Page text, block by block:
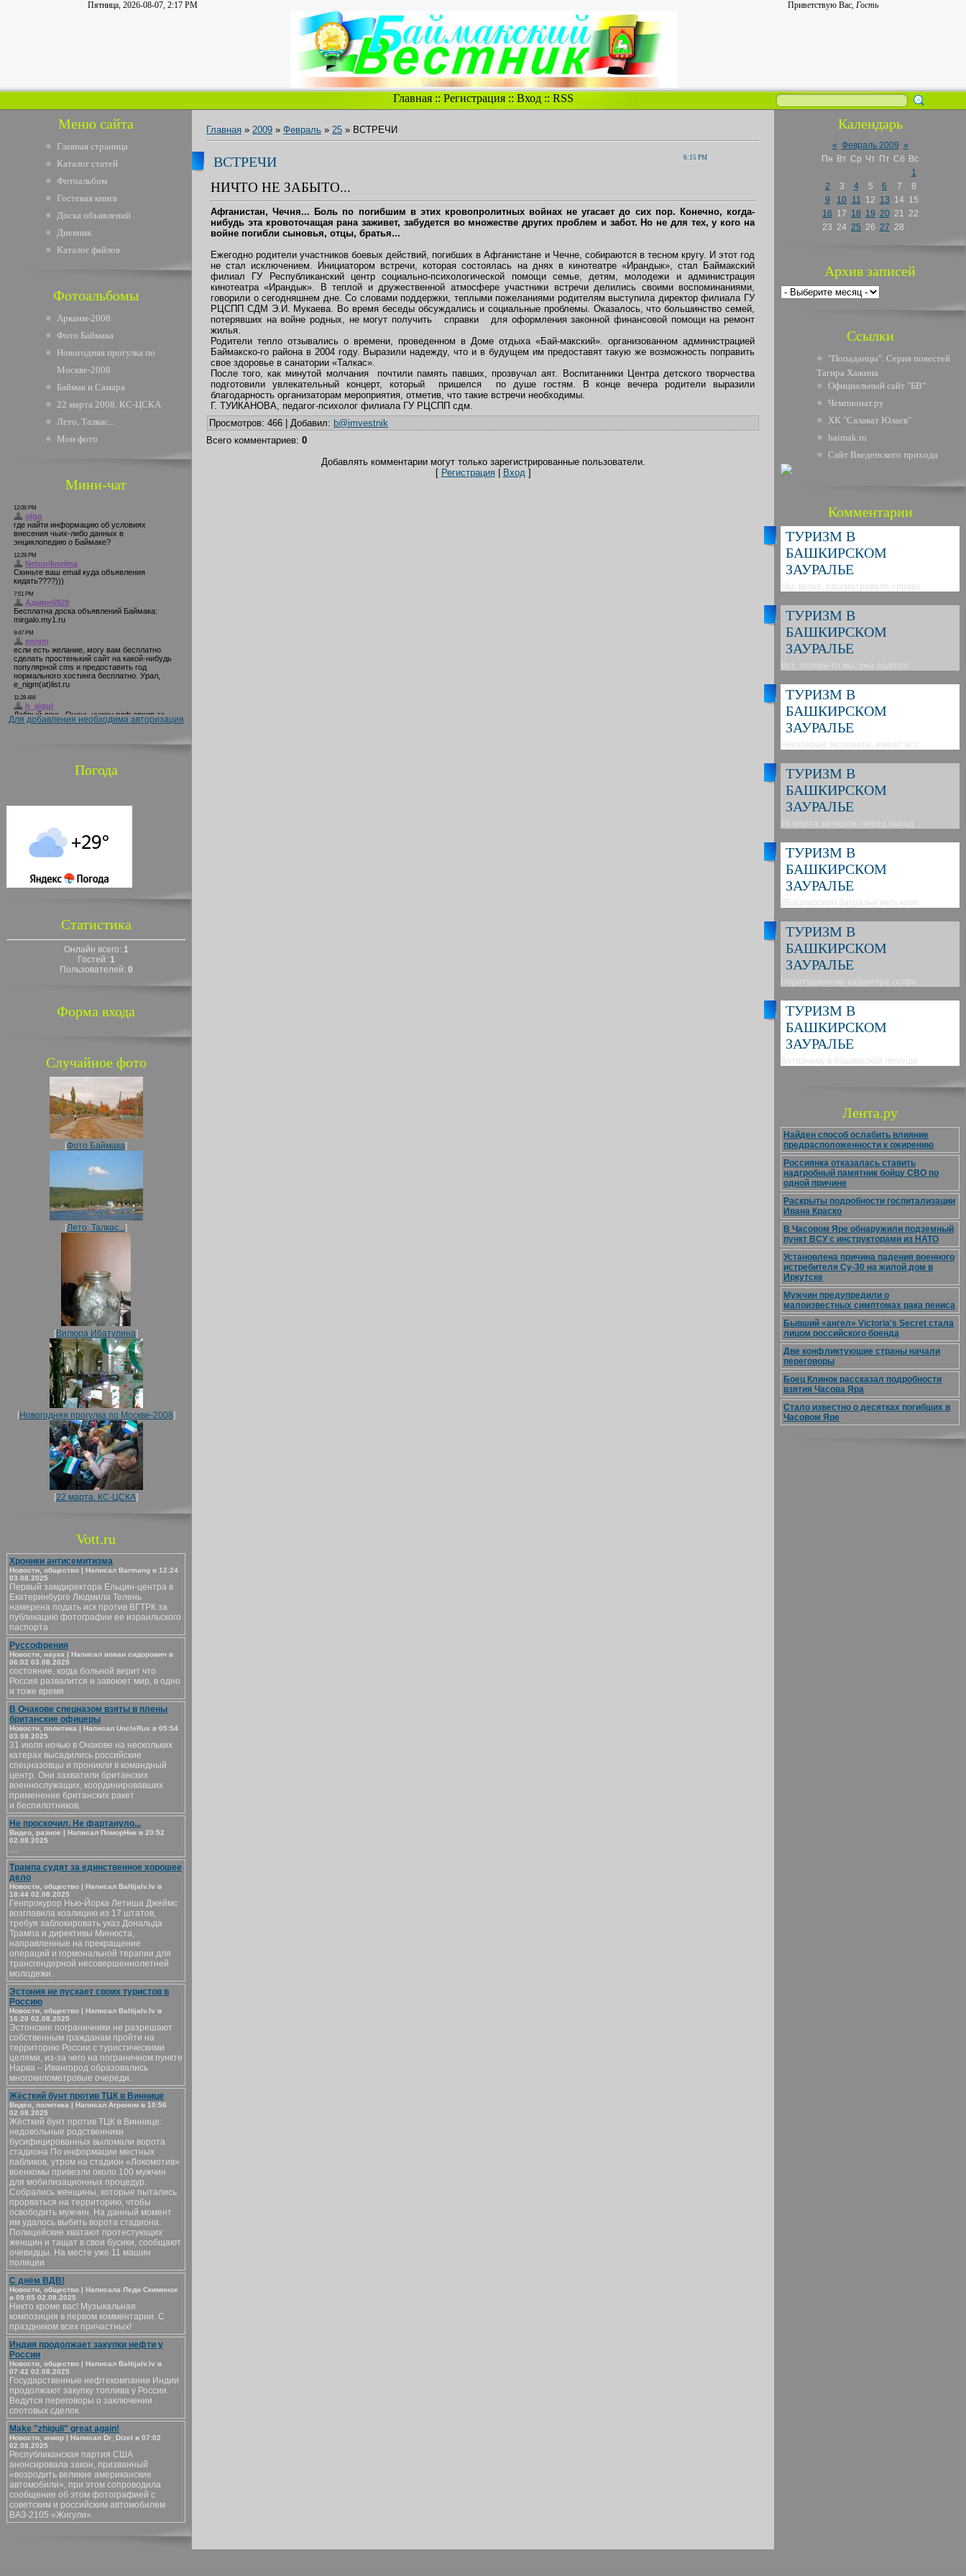
Пятница, 2026-08-07, 2:17 PM Приветствую Вас, Гость
Главная:: Регистрация:: Вход:: RSS
Меню сайта
Главная страница
Каталог статей
Фотоальбом
Гостевая книга
Доска объявлений
Дневник
Каталог файлов
Фотоальбомы
Аркаим-2008
Фото Баймака
Новогодняя прогулка по
Москве-2008
Баймак и Самара
22 марта 2008. КС-ЦСКА
Лето, Талкас...
Мои фото
Мини-чат
Для добавления необходима авторизация
Погода
Статистика
Онлайн всего: 1
Гостей: 1
Пользователей: 0
Форма входа
Случайное фото
[Фото Баймака]
[Лето, Талкас...]
[Вилюра Ибатулина]
[Новогодняя прогулка по Москве-2008]
[22 марта. КС-ЦСКА]
Vott.ru
Хроники антисемитизма
Новости, общество | Написал Barmang в 12:24
03.08.2025
Первый замдиректора Ельцин-центра в
Екатеринбурге Людмила Телень
намерена подать иск против ВГТРК за
публикацию фотографии ее израильского
паспорта
Руссофрения
Новости, наука | Написал вован сидорович в
06:02 03.08.2025
состояние, когда больной верит что
Россия развалится и завоюет мир, в одно
и тоже время
В Очакове спецназом взяты в плены
британские офицеры
Новости, политика | Написал UncleRus в 05:54
03.08.2025
31 июля ночью в Очакове на нескольких
катерах высадились российские
спецназовцы и проникли в командный
центр. Они захватили британских
военнослужащих, координировавших
применение британских ракет
и беспилотников.
Не проскочил. Не фартануло...
Видео, разное | Написал ПоморНик в 20:52
02.08.2025
....
Трампа судят за единственное хорошее
дело
Новости, общество | Написал Baltijalv.lv в
18:44 02.08.2025
Генпрокурор Нью-Йорка Летиша Джеймс
возглавила коалицию из 17 штатов,
требуя заблокировать указ Дональда
Трампа и директивы Минюста,
направленные на прекращение
операций и гормональной терапии для
трансгендерной несовершеннолетней
молодежи.
Эстония не пускает своих туристов в
Россию
Новости, общество | Написал Baltijalv.lv в
16:20 02.08.2025
Эстонские пограничники не разрешают
собственным гражданам пройти на
территорию России с туристическими
целями, из-за чего на пограничном пункте
Нарва – Ивангород образовались
многокилометровые очереди.
Жёсткий бунт против ТЦК в Виннице
Видео, политика | Написал Агроном в 10:56
02.08.2025
Жёсткий бунт против ТЦК в Виннице:
недовольные родственники
бусифицированных выломали ворота
стадиона По информации местных
пабликов, утром на стадион «Локомотив»
военкомы привезли около 100 мужчин
для мобилизационных процедур.
Собрались женщины, которые пытались
прорваться на территорию, чтобы
освободить мужчин. На данный момент
им удалось выбить ворота стадиона.
Полицейские хватают протестующих
женщин и тащат в свои бусики, сообщают
очевидцы. На месте уже 11 машин
полиции
С днём ВДВ!
Новости, общество | Написала Леди Скиминок
в 09:05 02.08.2025
Никто кроме вас! Музыкальная
композиция в первом комментарии. С
праздником всех причастных!
Индия продолжает закупки нефти у
России
Новости, общество | Написал Baltijalv.lv в
07:42 02.08.2025
Государственные нефтекомпании Индии
продолжают закупку топлива у России.
Ведутся переговоры о заключении
спотовых сделок.
Make "zhiguli" great again!
Новости, юмор | Написал Dr_Dizel в 07:02
02.08.2025
Республиканская партия США
анонсировала закон, призванный
«возродить великие американские
автомобили», при этом сопроводила
сообщение об этом фотографией с
советским и российским автомобилем
ВАЗ-2105 «Жигули».
Главная » 2009 » Февраль » 25 » ВСТРЕЧИ
6:15 PM
ВСТРЕЧИ
НИЧТО НЕ ЗАБЫТО...
Афганистан, Чечня... Боль по погибшим в этих кровопролитных войнах не угасает до сих пор. Конечно, когда-
нибудь эта кровоточащая рана заживет, забудется во множестве других проблем и забот. Но не для тех, у кого на
войне погибли сыновья, отцы, братья...
Ежегодно родители участников боевых действий, погибших в Афганистане и Чечне, собираются в тесном кругу. И этот год
не стал исключением. Инициатором встречи, которая состоялась на днях в кинотеатре «Ирандык», стал Баймакский
филиал ГУ Республиканский центр социально-психологической помощи семье, детям, молодежи и администрация
кинотеатра «Ирандык». В теплой и дружественной атмосфере участники встречи делились своими воспоминаниями,
говорили о сегодняшнем дне. Со словами поддержки, теплыми пожеланиями родителям выступила директор филиала ГУ
РЦСПП СДМ Э.И. Мукаева. Во время беседы обсуждались и социальные проблемы. Оказалось, что большинство семей,
потерявших на войне родных, не могут получить справки для оформления законной финансовой помощи на ремонт
жилья.
Родители тепло отзывались о времени, проведенном в Доме отдыха «Бай-макский». организованном администрацией
Баймакско-го района в 2004 году. Выразили надежду, что и в будущем им предоставят такую же возможность поправить
свое здоровье в санатории «Талкас».
После того, как минутой молчания почтили память павших, прозвучал аят. Воспитанники Центра детского творчества
подготовили увлекательный концерт, который пришелся по душе гостям. В конце вечера родители выразили
благодарность организаторам мероприятия, отметив, что такие встречи необходимы.
Г. ТУИКАНОВА, педагог-психолог филиала ГУ РЦСПП сдм.
Просмотров: 466 | Добавил: b@imvestnik
Всего комментариев: 0
Добавлять комментарии могут только зарегистрированные пользователи.
[ Регистрация| Вход]
Календарь
« Февраль 2009 »
Пн Вт Ср Чт Пт Сб Вс
1
2
3 4 5 6 7
8
9
10 11 12 13 14 15
16 17 18 19 20 21 22
23 24 25 26 27 28
Архив записей
Ссылки
"Попаданцы". Серия повестей
Тагира Хажина
Официальный сайт "БВ"
Чемпионат.ру
ХК "Салават Юлаев"
baimak.ru
Сайт Введенского прихода
Комментарии
ТУРИЗМ В
БАШКИРСКОМ
ЗАУРАЛЬЕ
Мы, выше, рассматривали «праве
ТУРИЗМ В
БАШКИРСКОМ
ЗАУРАЛЬЕ
Вот, теперь-то мы, уже подгото
ТУРИЗМ В
БАШКИРСКОМ
ЗАУРАЛЬЕ
Некоторые экспонаты, имеют аст
ТУРИЗМ В
БАШКИРСКОМ
ЗАУРАЛЬЕ
26 марта, вечером, перед выход
ТУРИЗМ В
БАШКИРСКОМ
ЗАУРАЛЬЕ
ВБашкирском Зауралье весь комп
ТУРИЗМ В
БАШКИРСКОМ
ЗАУРАЛЬЕ
Поритуальному характеру, остро
ТУРИЗМ В
БАШКИРСКОМ
ЗАУРАЛЬЕ
Вотпочему в башкирской легенде
Лента.ру
Найден способ ослабить влияние
предрасположенности к ожирению
Россиянка отказалась ставить
надгробный памятник бойцу СВО по
одной причине
Раскрыты подробности госпитализации
Ивана Краско
В Часовом Яре обнаружили подземный
пункт ВСУ с инструкторами из НАТО
Установлена причина падения военного
истребителя Су-30 на жилой дом в
Иркутске
Мужчин предупредили о
малоизвестных симптомах рака пениса
Бывший «ангел» Victoria's Secret стала
лицом российского бренда
Две конфликтующие страны начали
переговоры
Боец Клинок рассказал подробности
взятия Часова Яра
Стало известно о десятках погибших в
Часовом Яре